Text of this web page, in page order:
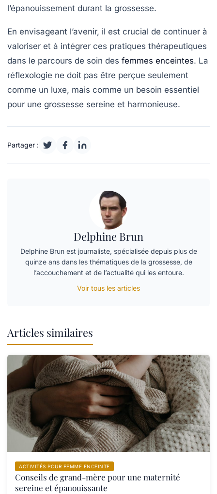
l’épanouissement durant la grossesse.
En envisageant l’avenir, il est crucial de continuer à
valoriser et à intégrer ces pratiques thérapeutiques
dans le parcours de soin des femmes enceintes. La
réflexologie ne doit pas être perçue seulement
comme un luxe, mais comme un besoin essentiel
pour une grossesse sereine et harmonieuse.
Partager :
Delphine Brun
Delphine Brun est journaliste, spécialisée depuis plus de
quinze ans dans les thématiques de la grossesse, de
l’accouchement et de l’actualité qui les entoure.
Voir tous les articles
Articles similaires
ACTIVITÉS POUR FEMME ENCEINTE
Conseils de grand-mère pour une maternité
sereine et épanouissante